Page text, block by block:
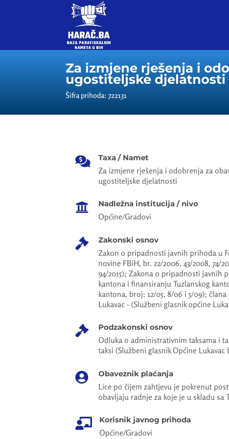
Za izmjene rješenja i
ugostiteljske djelatnosti
Šifra prihoda: 722131
 Taxa / Namet
Za izmjene rješenja i odobrenja za
ugostiteljske djelatnosti
 Nadležna institucija / nivo
Općine/Gradovi
 Zakonski osnov
Zakon o pripadnosti javnih prihoda u
novine FBiH, br. 22/2006, 43/2008, 74/
94/2015); Zakona o pripadnosti javnih
kantona i finansiranju Tuzlanskog
kantona, broj: 12/05, 8/06 i 5/09); člana
Lukavac - (Službeni glasnik općine
 Podzakonski osnov
Odluka o administrativnim taksama i
taksi (Službeni glasnik Općine Lukavac
 Obaveznik plaćanja
Lice po čijem zahtjevu je pokrenut
obavljaju radnje za koje je u skladu sa
 Korisnik javnog prihoda
Općine/Gradovi